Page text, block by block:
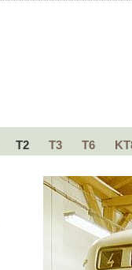
T2 T3 T6